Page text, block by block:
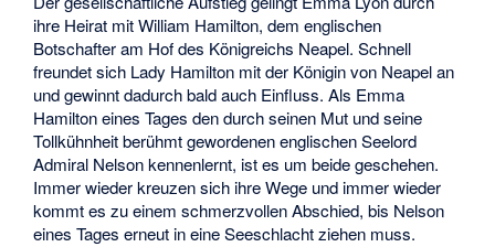
ihre Heirat mit William Hamilton, dem englischen
Botschafter am Hof des Königreichs Neapel. Schnell
freundet sich Lady Hamilton mit der Königin von Neapel an
und gewinnt dadurch bald auch Einfluss. Als Emma
Hamilton eines Tages den durch seinen Mut und seine
Tollkühnheit berühmt gewordenen englischen Seelord
Admiral Nelson kennenlernt, ist es um beide geschehen.
Immer wieder kreuzen sich ihre Wege und immer wieder
kommt es zu einem schmerzvollen Abschied, bis Nelson
eines Tages erneut in eine Seeschlacht ziehen muss.